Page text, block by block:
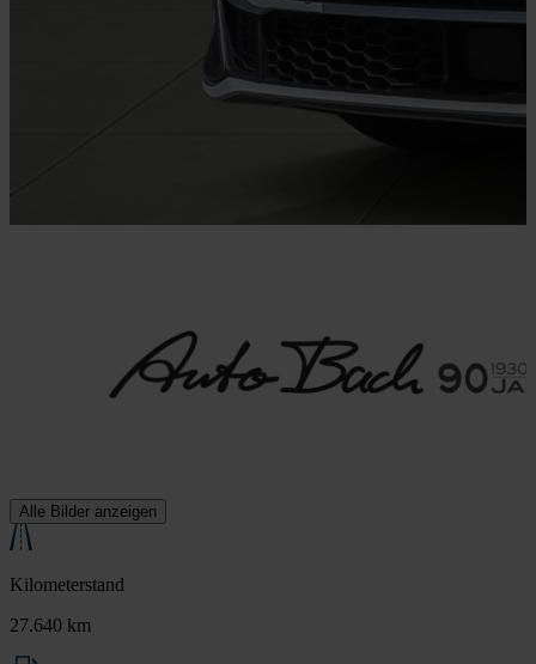
Alle Bilder anzeigen
Kilometerstand
27.640 km